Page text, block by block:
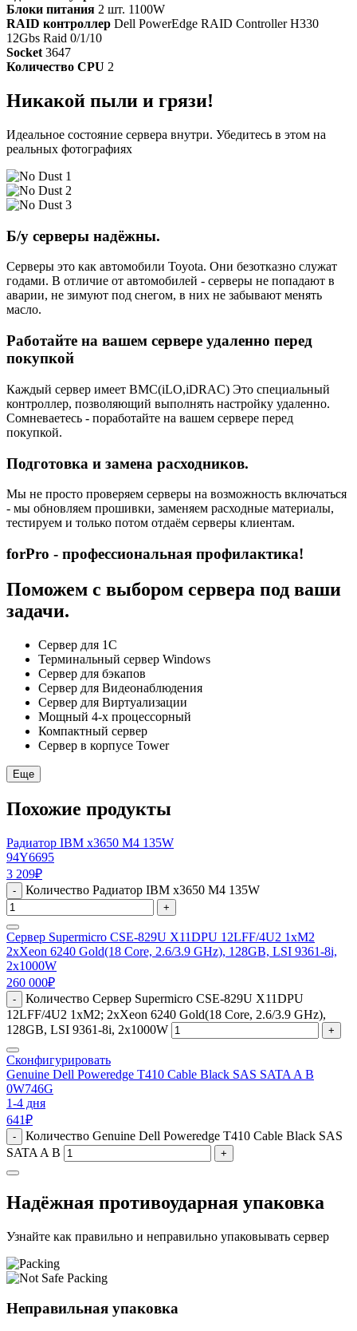
Блоки питания 2 шт. 1100W
RAID контроллер Dell PowerEdge RAID Controller H330
12Gbs Raid 0/1/10
Socket 3647
Количество CPU 2
Никакой пыли и грязи!
Идеальное состояние сервера внутри. Убедитесь в этом на
реальных фотографиях
Б/у серверы надёжны.
Серверы это как автомобили Toyota. Они безотказно служат
годами. В отличие от автомобилей - серверы не попадают в
аварии, не зимуют под снегом, в них не забывают менять
масло.
Работайте на вашем сервере удаленно перед
покупкой
Каждый сервер имеет BMC(iLO,iDRAC) Это специальный
контроллер, позволяющий выполнять настройку удаленно.
Сомневаетесь - поработайте на вашем сервере перед
покупкой.
Подготовка и замена расходников.
Мы не просто проверяем серверы на возможность включаться
- мы обновляем прошивки, заменяем расходные материалы,
тестируем и только потом отдаём серверы клиентам.
forPro - профессиональная профилактика!
Поможем с выбором сервера под ваши
задачи.
Сервер для 1С
Терминальный сервер Windows
Сервер для бэкапов
Сервер для Видеонаблюдения
Сервер для Виртуализации
Мощный 4-х процессорный
Компактный сервер
Сервер в корпусе Tower
Еще
Похожие продукты
Радиатор IBM x3650 M4 135W
94Y6695
3 209₽
- Количество Радиатор IBM x3650 M4 135W
+
Сервер Supermicro CSE-829U X11DPU 12LFF/4U2 1xM2
2xXeon 6240 Gold(18 Core, 2.6/3.9 GHz), 128GB, LSI 9361-8i,
2x1000W
260 000₽
-
Количество Сервер Supermicro CSE-829U X11DPU
12LFF/4U2 1xM2; 2xXeon 6240 Gold(18 Core, 2.6/3.9 GHz),
128GB, LSI 9361-8i, 2x1000W
+
Сконфигурировать
Genuine Dell Poweredge T410 Cable Black SAS SATA A B
0W746G
1-4 дня
641₽
-
Количество Genuine Dell Poweredge T410 Cable Black SAS
SATA A B
+
Надёжная противоударная упаковка
Узнайте как правильно и неправильно упаковывать сервер
Неправильная упаковка